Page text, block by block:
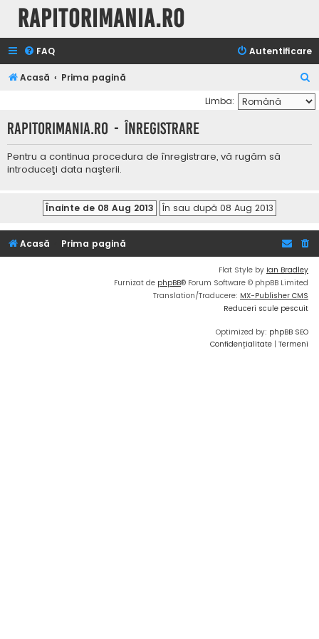
Rapitorimania.ro
FAQ Autentificare
Acasă Prima pagină
ă
u
Limba:
Rapitorimania.ro - Înregistrare
Pentru a continua procedura de înregistrare, vă rugăm să
introduceţi data naşterii.
Acasă Prima pagină
Flat Style by Ian Bradley
Furnizat de phpBB® Forum Software © phpBB Limited
Translation/Traducere: MX-Publisher CMS
Reduceri scule pescuit
Optimized by: phpBB SEO
Confidențialitate | Termeni